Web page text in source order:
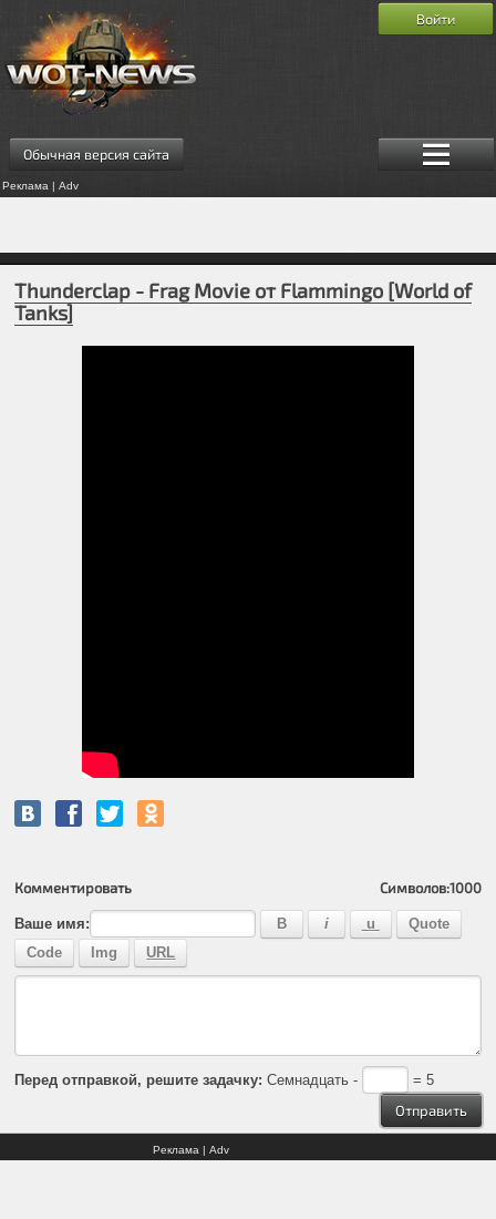
Обычная версия сайта
Реклама | Adv
Войти
Thunderclap - Frag Movie от Flammingo [World of
Tanks]
Комментировать Символов:1000
Ваше имя:
Перед отправкой, решите задачку: Семнадцать - = 5
Реклама | Adv